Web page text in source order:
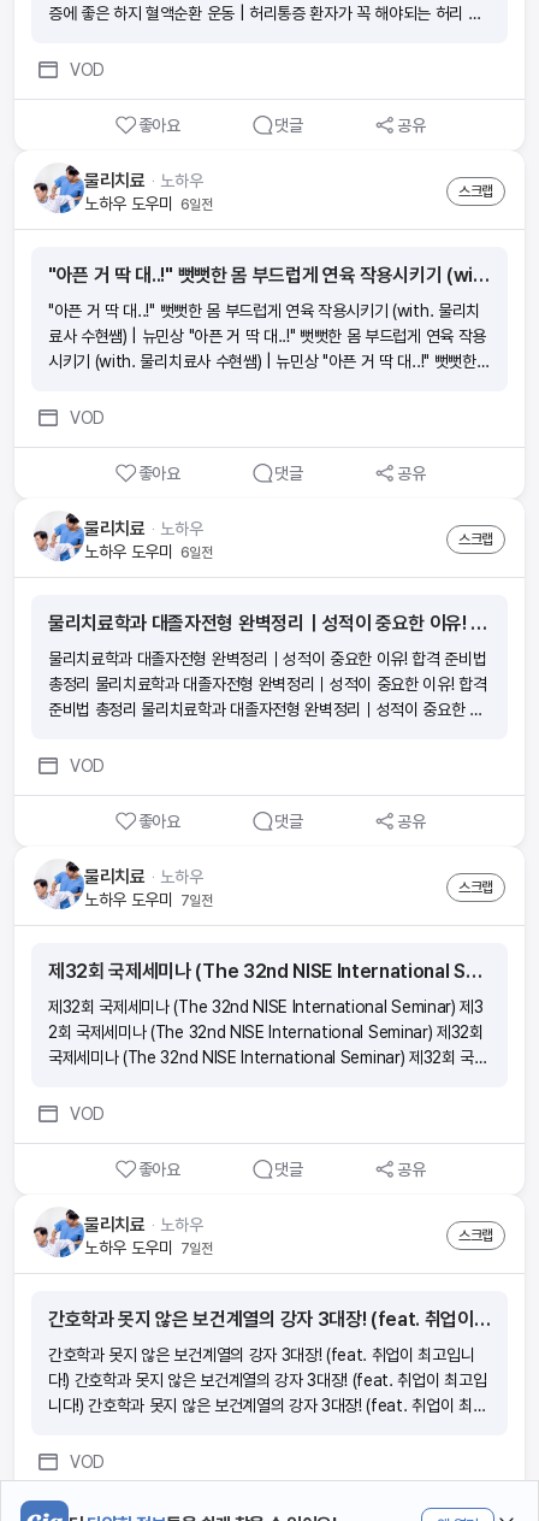
증에 좋은 하지 혈액순환 운동 | 허리통증 환자가 꼭 해야되는 허리 신
하지 혈액순환 운동 | 허리통증 환자가 꼭 해야되는 허리 신전 동작 [다
환 운동 | 허리통증 환자가 꼭 해야되는 허리 신전 동작 [다리저림, 방
사통, 퇴행성 척추디스크]
VOD
좋아요 댓글 공유
물리치료 ᆞ 노하우
노하우 도우미 6일전
스크랩
"아픈 거 딱 대..!" 뻣뻣한 몸 부드럽게 연육 작용시키기 (with. 물리치료사 수현쌤) | 뉴민상
"아픈 거 딱 대..!" 뻣뻣한 몸 부드럽게 연육 작용시키기 (with. 물리치
료사 수현쌤) | 뉴민상 "아픈 거 딱 대..!" 뻣뻣한 몸 부드럽게 연육 작용
시키기 (with. 물리치료사 수현쌤) | 뉴민상 "아픈 거 딱 대..!" 뻣뻣한
픈 거 딱 대..!" 뻣뻣한 몸 부드럽게 연육 작용시키기 (with. 물리치료사
VOD
좋아요 댓글 공유
물리치료 ᆞ 노하우
노하우 도우미 6일전
스크랩
물리치료학과 대졸자전형 완벽정리｜성적이 중요한 이유! 합격 준비법 총정리
물리치료학과 대졸자전형 완벽정리｜성적이 중요한 이유! 합격 준비법
총정리 물리치료학과 대졸자전형 완벽정리｜성적이 중요한 이유! 합격
준비법 총정리 물리치료학과 대졸자전형 완벽정리｜성적이 중요한 이
중요한 이유! 합격 준비법 총정리
VOD
좋아요 댓글 공유
물리치료 ᆞ 노하우
노하우 도우미
7일전
스크랩
제32회 국제세미나 (The 32nd NISE International Seminar)
제32회 국제세미나 (The 32nd NISE International Seminar) 제3
2회 국제세미나 (The 32nd NISE International Seminar) 제32회
국제세미나 (The 32nd NISE International Seminar) 제32회 국제
VOD
좋아요 댓글 공유
물리치료 ᆞ 노하우
노하우 도우미
7일전
스크랩
간호학과 못지 않은 보건계열의 강자 3대장! (feat. 취업이 최고입니다!)
간호학과 못지 않은 보건계열의 강자 3대장! (feat. 취업이 최고입니
다!) 간호학과 못지 않은 보건계열의 강자 3대장! (feat. 취업이 최고입
니다!) 간호학과 못지 않은 보건계열의 강자 3대장! (feat. 취업이 최고
고입니다!)
VOD